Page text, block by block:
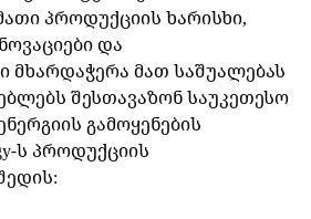
პროდუქციის ხარისხი,
და
მათ საშუალებას
შესთავაზონ საუკეთესო
გამოყენების
ს პროდუქციის